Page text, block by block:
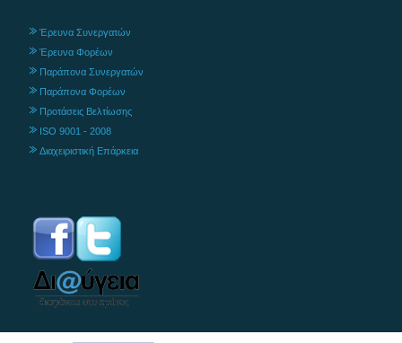
Έρευνα Συνεργατών
Έρευνα Φορέων
Παράπονα Συνεργατών
Παράπονα Φορέων
Προτάσεις Βελτίωσης
ISO 9001 - 2008
Διαχειριστική Επάρκεια